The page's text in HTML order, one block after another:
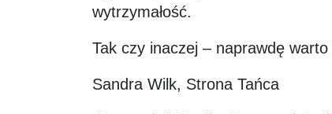
wytrzymałość.
Tak czy inaczej – naprawdę
Sandra Wilk, Strona Tańca